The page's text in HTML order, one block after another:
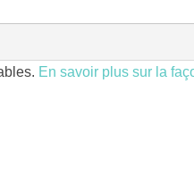
En savoir plus sur la